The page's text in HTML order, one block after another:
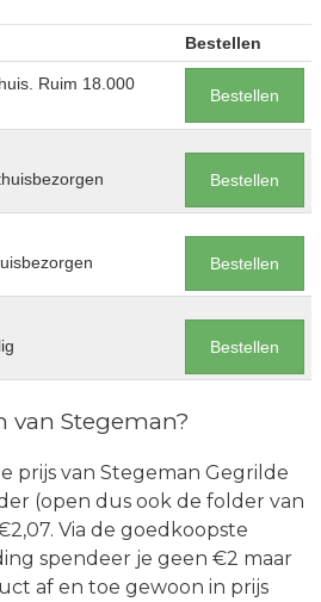
Bestellen
Ruim 18.000
Bestellen
Bestellen
Bestellen
Bestellen
van Stegeman?
prijs van Stegeman Gegrilde
(open dus ook de folder van
Via de goedkoopste
spendeer je geen €2 maar
af en toe gewoon in prijs